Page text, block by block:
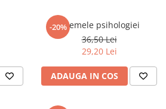
-20%Dilemele psihologiei
36,50 Lei
29,20 Lei
ADAUGA IN COS